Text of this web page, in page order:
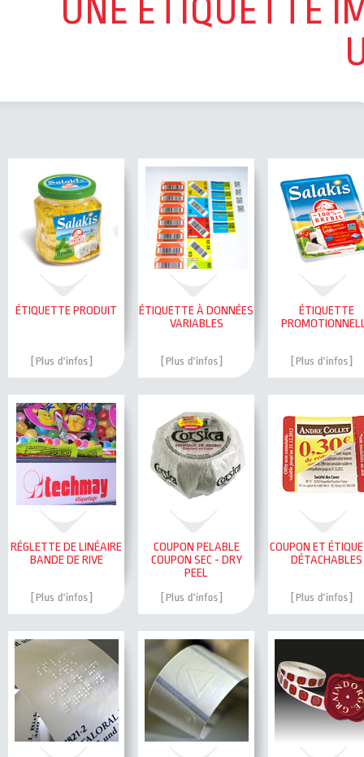
UNE ÉTIQUETTE
ÉTIQUETTE PRODUIT
ÉTIQUETTE À DONNÉES
VARIABLES
ÉTIQUETTE
RÉGLETTE DE LINÉAIRE
BANDE DE RIVE
COUPON PELABLE
COUPON SEC - DRY
PEEL
COUPON ET
DÉTACHABLES